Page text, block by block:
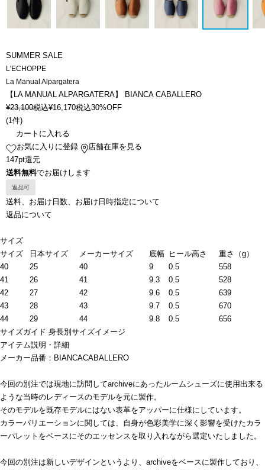
SUMMER SALE
L'ECHOPPE
La Manual Alpargatera
【LA MANUAL ALPARGATERA】 BIANCA CABALLERO
¥23,100税込¥16,170税込30%OFF
(1件)
カートに入れる
お気に入りに登録
店舗在庫を見る
147pt還元
送料無料でお届けします
返品可
送料、お届け日数、お届け日時指定について
返品について
サイズ
サイズ
日本サイズ メーカーサイズ 底幅 ヒール高さ
重さ（g）
40
25 40 9 0.5
558
41
26 41 9.3 0.5
528
42
27 42 9.6 0.5
639
43
28 43 9.7 0.5
670
44
29 44 9.8 0.5
656
サイズガイド 身長別サイズイメージ
アイテム説明・詳細
メーカー品番：BIANCACABALLERO
今回の別注では現地に訪問してarchiveにあったルームシューズに使用出来る
ような当時のレディースのモデルを元に製作。
そのモデルを既存モデルにはない表革をアッパーに仕様にしています。
カラーバリエーションに関しては、自身が色彩美学に深く影響を受けたカラ
ーパレットをベースにそのエッセンスを取り入れながら選定いたしました。
今回の別注は新しいデザインというより、archiveをベースに製作しており、